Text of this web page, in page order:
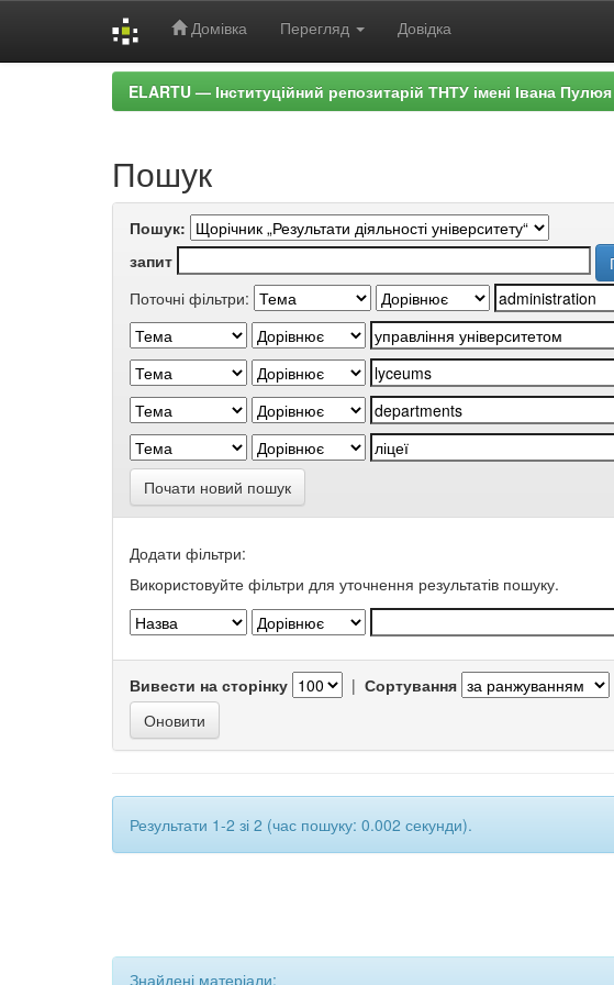
Домівка Перегляд Довідка
ELARTU — Інституційний репозитарій ТНТУ імені Івана Пулюя
Пошук
Пошук:
запит
Поточні фільтри:
Почати новий пошук
Додати фільтри:
Використовуйте фільтри для уточнення результатів пошуку.
Вивести на сторінку | Сортування
Результати 1-2 зі 2 (час пошуку: 0.002 секунди).
Знайдені матеріали: